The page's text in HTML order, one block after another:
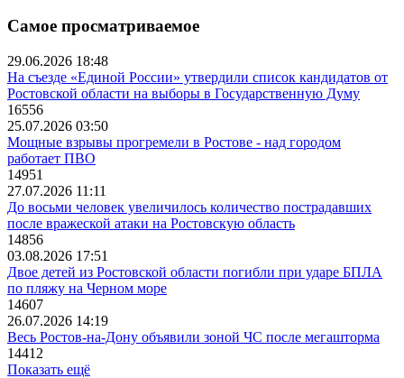
Самое просматриваемое
29.06.2026 18:48
На съезде «Единой России» утвердили список кандидатов от
Ростовской области на выборы в Государственную Думу
16556
25.07.2026 03:50
Мощные взрывы прогремели в Ростове - над городом
работает ПВО
14951
27.07.2026 11:11
До восьми человек увеличилось количество пострадавших
после вражеской атаки на Ростовскую область
14856
03.08.2026 17:51
Двое детей из Ростовской области погибли при ударе БПЛА
по пляжу на Черном море
14607
26.07.2026 14:19
Весь Ростов-на-Дону объявили зоной ЧС после мегашторма
14412
Показать ещё